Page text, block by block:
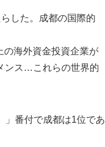
した。成都の国際的
の海外資金投資企業が
ンス…これらの世界的
」番付で成都は1位であ